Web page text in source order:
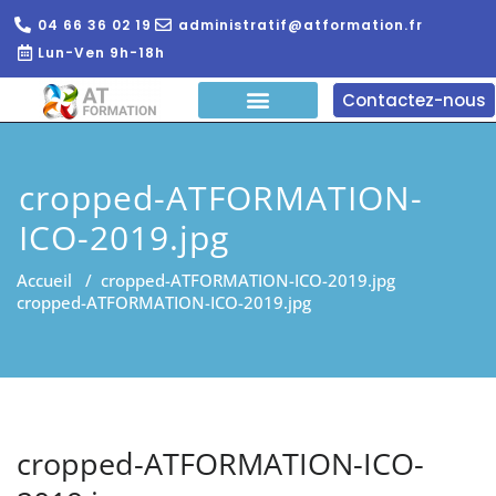
04 66 36 02 19
administratif@atformation.fr
Lun-Ven 9h-18h
Contactez-nous
cropped-ATFORMATION-
ICO-2019.jpg
Accueil / cropped-ATFORMATION-ICO-2019.jpg
cropped-ATFORMATION-ICO-2019.jpg
cropped-ATFORMATION-ICO-